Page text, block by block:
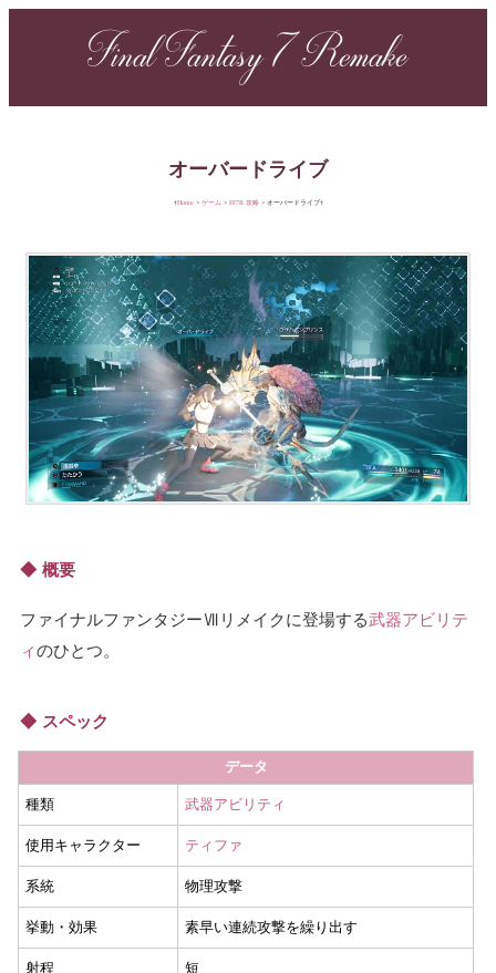
Final Fantasy 7 Remake
オーバードライブ
Home ゲーム FF7R 攻略 オーバードライブ
概要
ファイナルファンタジーⅦリメイクに登場する武器アビリテ
ィのひとつ。
スペック
データ
種類 武器アビリティ
使用キャラクター ティファ
系統 物理攻撃
挙動・効果 素早い連続攻撃を繰り出す
射程 短